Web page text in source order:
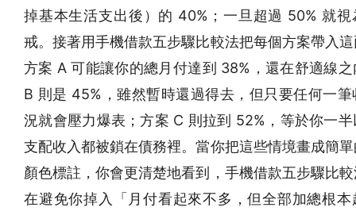
掉基本生活支出後）的 40%；一旦超過 50% 就視
戒。接著用手機借款五步驟比較法把每個方案帶入
方案 A 可能讓你的總月付達到 38%，還在舒適線
B 則是 45%，雖然暫時還過得去，但只要任何一筆
況就會壓力爆表；方案 C 則拉到 52%，等於你一
支配收入都被鎖在債務裡。當你把這些情境畫成簡
顏色標註，你會更清楚地看到，手機借款五步驟比
在避免你掉入「月付看起來不多，但全部加總根本